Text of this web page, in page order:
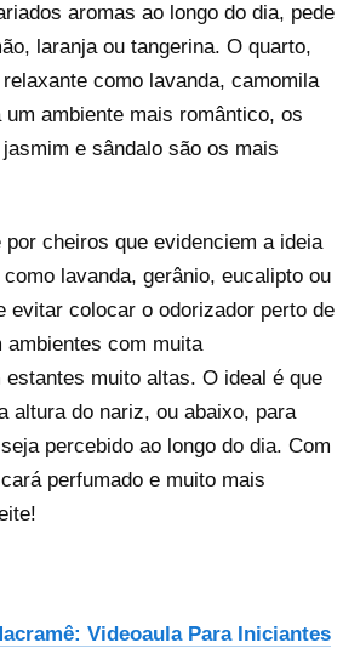
aromas ao longo do dia, pede
laranja ou tangerina. O quarto,
como lavanda, camomila
ambiente mais romântico, os
e sândalo são os mais
por cheiros que evidenciem a ideia
lavanda, gerânio, eucalipto ou
evitar colocar o odorizador perto de
ambientes com muita
estantes muito altas. O ideal é que
altura do nariz, ou abaixo, para
percebido ao longo do dia. Com
perfumado e muito mais
Videoaula Para Iniciantes